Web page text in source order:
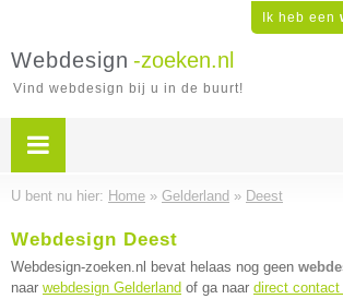
Ik heb een
Webdesign -zoeken.nl
Vind webdesign bij u in de buurt!
U bent nu hier: Home » Gelderland » Deest
Webdesign Deest
Webdesign-zoeken.nl bevat helaas nog geen
naar webdesign Gelderland of ga naar direct contact